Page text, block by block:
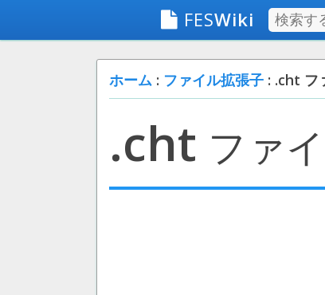
FESWiki
ホーム : ファイル拡張子 : .cht フ
.cht ファ